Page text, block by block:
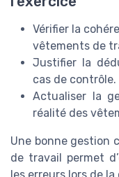
Vérifier la
vêtements de
Justifier la
cas de contrôle.
Actualiser la
réalité des
Une bonne gestion
de travail permet